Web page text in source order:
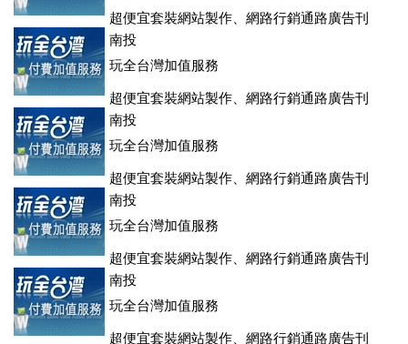
超便宜套裝網站製作、網路行銷通路廣告刊
登、訂房系統、客房委託旅行社銷售，全面優惠中....
南投
玩全台灣加值服務
超便宜套裝網站製作、網路行銷通路廣告刊
登、訂房系統、客房委託旅行社銷售，全面優惠中....
南投
玩全台灣加值服務
超便宜套裝網站製作、網路行銷通路廣告刊
登、訂房系統、客房委託旅行社銷售，全面優惠中....
南投
玩全台灣加值服務
超便宜套裝網站製作、網路行銷通路廣告刊
登、訂房系統、客房委託旅行社銷售，全面優惠中....
南投
玩全台灣加值服務
超便宜套裝網站製作、網路行銷通路廣告刊